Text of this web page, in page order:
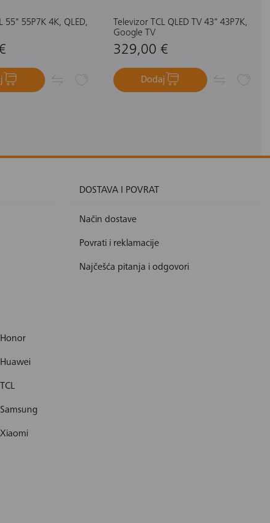
55" 55P7K 4K, QLED,
Televizor TCL QLED TV 43" 43P7K,
Google TV
329,00 €
Dodaj
DOSTAVA I POVRAT
Način dostave
Povrati i reklamacije
Najčešća pitanja i odgovori